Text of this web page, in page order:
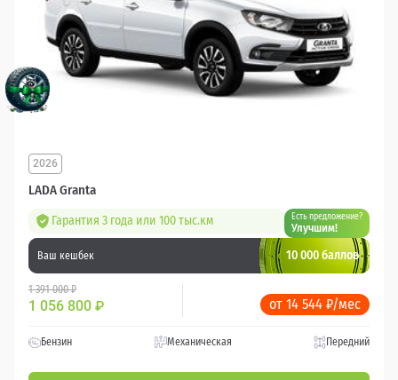
LADA Granta
2026
Гарантия 3 года или 100 тыс.км Есть предложение?
Улучшим!
Ваш кешбек 10 000 баллов
1 391 000 ₽
1 056 800 ₽ от 14 544 ₽/мес
Бензин Механическая Передний